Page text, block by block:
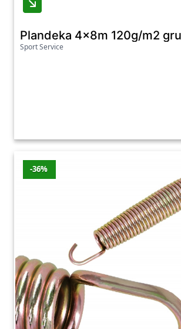
Plandeka 4x8m 120g/m2
Sport Service
-36%